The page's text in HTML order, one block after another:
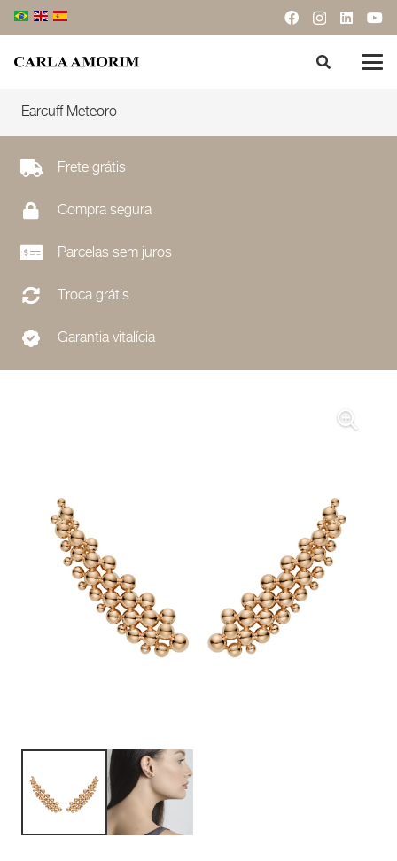
Earcuff Meteoro
Frete grátis
Compra segura
Parcelas sem juros
Troca grátis
Garantia vitalícia